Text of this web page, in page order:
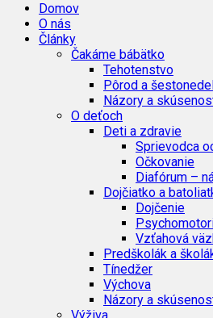
Domov
O nás
Články
Čakáme bábätko
Tehotenstvo
Pôrod a
Názory a
O deťoch
Deti a zdravie
Sprievodca
Očkovanie
Diafórum –
Dojčiatko a
Dojčenie
Vzťahová
Predškolák a
Tínedžer
Výchova
Názory a